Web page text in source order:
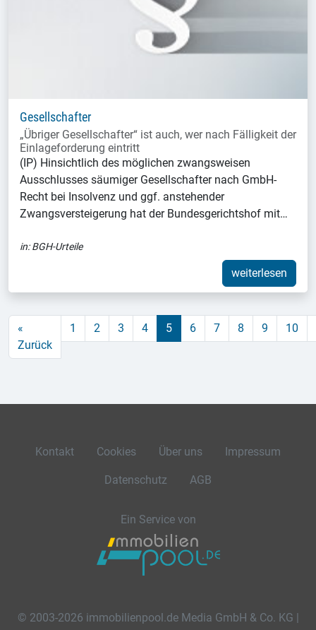
Gesellschafter
„Übriger Gesellschafter“ ist auch, wer nach Fälligkeit der
Einlageforderung eintritt
(IP) Hinsichtlich des möglichen zwangsweisen
Ausschlusses säumiger Gesellschafter nach GmbH-
Recht bei Insolvenz und ggf. anstehender
Zwangsversteigerung hat der Bundesgerichtshof mit…
in:BGH-Urteile
weiterlesen
«
Zurück
1 2 3 4 5 6 7 8 9 10
Kontakt Cookies Über uns Impressum
Datenschutz AGB
Ein Service von
© 2003-2026 immobilienpool.de Media GmbH & Co. KG |